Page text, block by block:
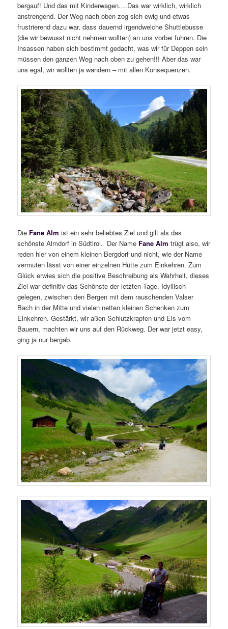
bergauf! Und das mit Kinderwagen….Das war wirklich, wirklich
anstrengend. Der Weg nach oben zog sich ewig und etwas
frustrierend dazu war, dass dauernd irgendwelche Shuttlebusse
(die wir bewusst nicht nehmen wollten) an uns vorbei fuhren. Die
Insassen haben sich bestimmt gedacht, was wir für Deppen sein
müssen den ganzen Weg nach oben zu gehen!!! Aber das war
uns egal, wir wollten ja wandern – mit allen Konsequenzen.
Die Fane Alm ist ein sehr beliebtes Ziel und gilt als das
schönste Almdorf in Südtirol. Der Name Fane Alm trügt also, wir
reden hier von einem kleinen Bergdorf und nicht, wie der Name
vermuten lässt von einer einzelnen Hütte zum Einkehren. Zum
Glück erwies sich die positive Beschreibung als Wahrheit, dieses
Ziel war definitiv das Schönste der letzten Tage. Idyllisch
gelegen, zwischen den Bergen mit dem rauschenden Valser
Bach in der Mitte und vielen netten kleinen Schenken zum
Einkehren. Gestärkt, wir aßen Schlutzkrapfen und Eis vom
Bauern, machten wir uns auf den Rückweg. Der war jetzt easy,
ging ja nur bergab.